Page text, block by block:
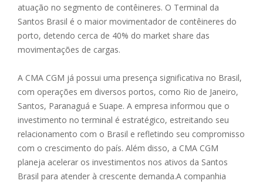
atuação no segmento de contêineres. O Terminal da
Santos Brasil é o maior movimentador de contêineres do
porto, detendo cerca de 40% do market share das
movimentações de cargas.
A CMA CGM já possui uma presença significativa no Brasil,
com operações em diversos portos, como Rio de Janeiro,
Santos, Paranaguá e Suape. A empresa informou que o
investimento no terminal é estratégico, estreitando seu
relacionamento com o Brasil e refletindo seu compromisso
com o crescimento do país. Além disso, a CMA CGM
planeja acelerar os investimentos nos ativos da Santos
Brasil para atender à crescente demanda.A companhia